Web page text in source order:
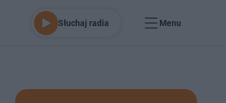
Słuchaj radia Menu